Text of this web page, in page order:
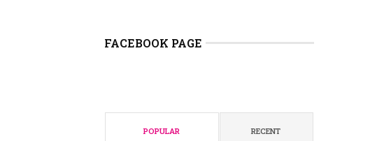
FACEBOOK PAGE
POPULAR RECENT